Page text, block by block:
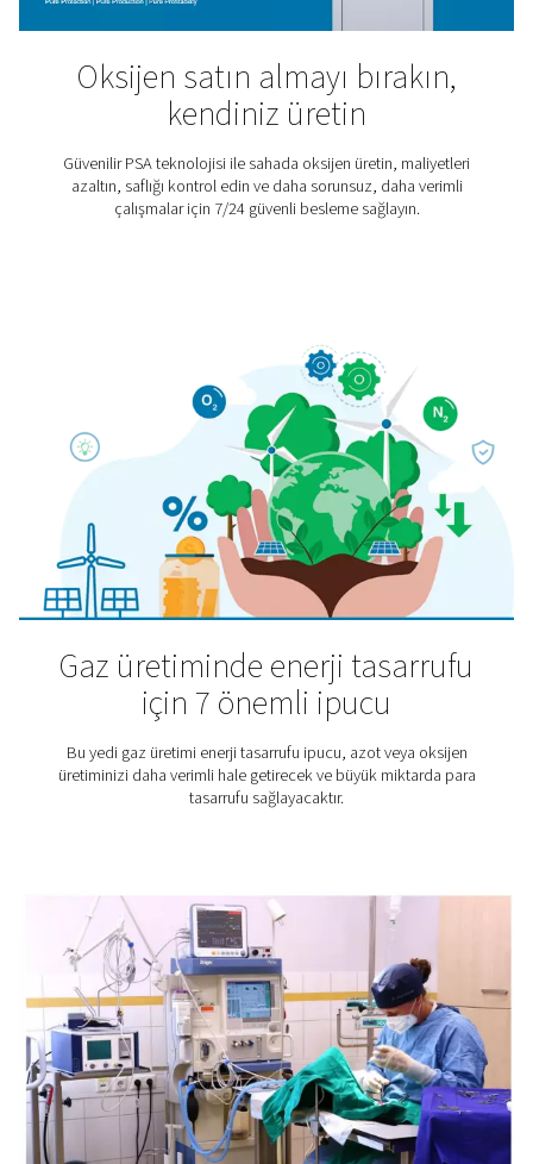
Hiperbarik Oksijen
Hiperbarik oksijen terapisi, birden fazla skleroz
yaralanmalarına kadar çeşitli yaralanma ve
giderek daha popüler bir tedavi haline gelmektedir.
genellikle bir maskeden yüksek saflıkta oksijen
basınçlı bir odada yaklaşık bir saat geçirirler.